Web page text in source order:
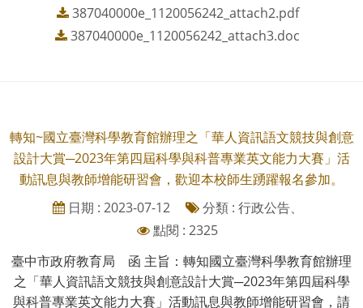
387040000e_1120056242_attach2.pdf
387040000e_1120056242_attach3.doc
轉知~國立臺灣科學教育館辦理之「華人資訊語文競技與創意
設計大賞─2023年第四屆科學與科普專業英文能力大賽」活
動訊息與教師增能研習會，歡迎本校師生踴躍報名參加。
日期 : 2023-07-12
分類 : 行政公告、
點閱 : 2325
臺中市政府教育局 函 主旨：轉知國立臺灣科學教育館辦理
之「華人資訊語文競技與創意設計大賞─2023年第四屆科學
與科普專業英文能力大賽」活動訊息與教師增能研習會，請